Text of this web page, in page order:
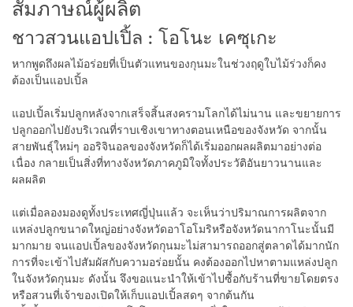
สัมภาษณ์ผู้ผลิต
ชาวสวนแอปเปิ้ล : โอโนะ เคซุเกะ
หากพูดถึงผลไม้อร่อยที่เป็นตัวแทนของกุนมะในช่วงฤดูใบไม้ร่วงก็คง
ต้องเป็นแอปเปิ้ล
แอปเปิ้ลเริ่มปลูกหลังจากเสร็จสิ้นสงครามโลกได้ไม่นาน และขยายการ
ปลูกออกไปยังบริเวณที่ราบเชิงเขาทางตอนเหนือของจังหวัด จากนั้น
สายพันธุ์ใหม่ๆ ออริจินอลของจังหวัดก็ได้เริ่มออกผลผลิตมาอย่างต่อ
เนื่อง กลายเป็นสิ่งที่ทางจังหวัดภาคภูมิใจทั้งประวัติอันยาวนานและ
ผลผลิต
แต่เมื่อลองมองดูทั้งประเทศญี่ปุ่นแล้ว จะเห็นว่าปริมาณการผลิตจาก
แหล่งปลูกขนาดใหญ่อย่างจังหวัดอาโอโมริหรือจังหวัดนากาโนะนั้นมี
มากมาย จนแอปเปิ้ลของจังหวัดกุนมะไม่สามารถออกสู่ตลาดได้มากนัก
การที่จะเข้าไปสัมผัสกับความอร่อยนั้น คงต้องออกไปหาตามแหล่งปลูก
ในจังหวัดกุนมะ ดังนั้น จึงขอแนะนำให้เข้าไปซื้อกับร้านที่ขายโดยตรง
หรือสวนที่เจ้าของเปิดให้เก็บแอปเปิ้ลสดๆ จากต้นกัน